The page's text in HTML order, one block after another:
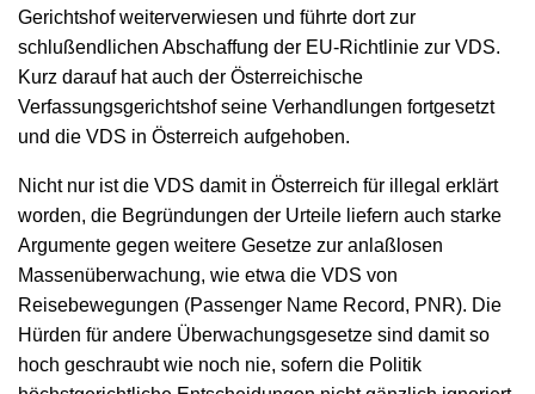
Gerichtshof weiterverwiesen und führte dort zur
schlußendlichen Abschaffung der EU-Richtlinie zur VDS.
Kurz darauf hat auch der Österreichische
Verfassungsgerichtshof seine Verhandlungen fortgesetzt
und die VDS in Österreich aufgehoben.
Nicht nur ist die VDS damit in Österreich für illegal erklärt
worden, die Begründungen der Urteile liefern auch starke
Argumente gegen weitere Gesetze zur anlaßlosen
Massenüberwachung, wie etwa die VDS von
Reisebewegungen (Passenger Name Record, PNR). Die
Hürden für andere Überwachungsgesetze sind damit so
hoch geschraubt wie noch nie, sofern die Politik